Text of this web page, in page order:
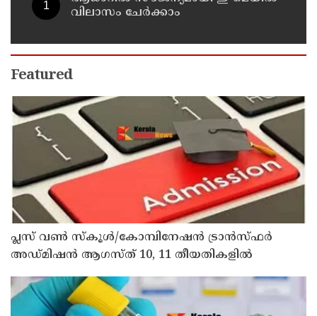
വിലാസം ചേർക്കാം
Featured
പ്ലസ് വൺ സ്‌കൂൾ/കോമ്പിനേഷൻ ട്രാൻസ്ഫർ
അഡ്മിഷൻ ആഗസ്ത് 10, 11 തീയതികളിൽ